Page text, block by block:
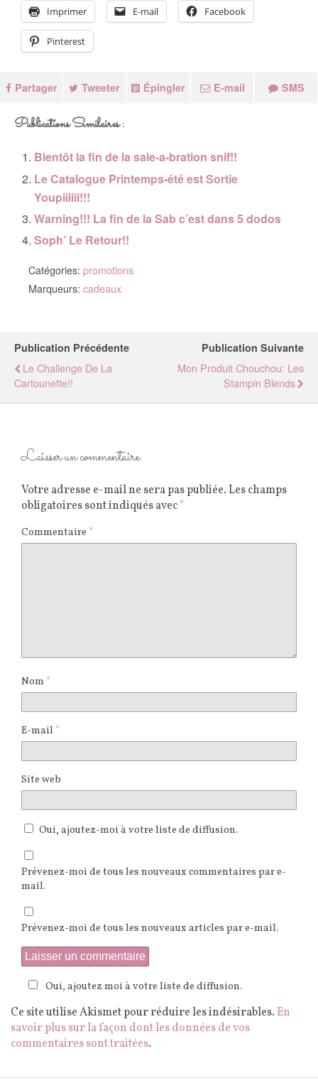
Imprimer E-mail Facebook
Pinterest
Partager Tweeter Épingler E-mail SMS
Publications Similaires :
Bientôt la fin de la sale-a-bration snif!!
Le Catalogue Printemps-été est Sortie
Youpiiiiii!!!
Warning!!! La fin de la Sab c’est dans 5 dodos
Soph’ Le Retour!!
Catégories: promotions
Marqueurs: cadeaux
Publication Précédente
Le Challenge De La
Cartounette!!
Publication Suivante
Mon Produit Chouchou: Les
Stampin Blends
Laisser un commentaire
Votre adresse e-mail ne sera pas publiée.Les champs
obligatoires sont indiqués avec*
Commentaire *
Nom *
E-mail *
Site web
Oui, ajoutez-moi à votre liste de diffusion.
Prévenez-moi de tous les nouveaux commentaires par e-
mail.
Prévenez-moi de tous les nouveaux articles par e-mail.
Oui, ajoutez moi à votre liste de diffusion.
Ce site utilise Akismet pour réduire les indésirables. En
savoir plus sur la façon dont les données de vos
commentaires sont traitées.